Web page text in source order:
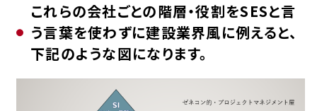
これらの会社ごとの階層・役割をSESと言
う言葉を使わずに建設業界風に例えると、
下記のような図になります。